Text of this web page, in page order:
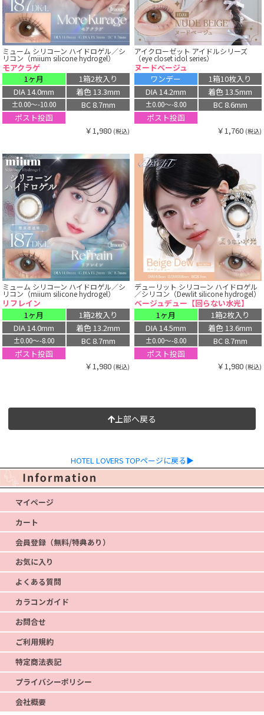
ミューム シリコーン ハイドロゲル／シ
リコン（miium silicone hydrogel）
モアクラゲ
1ヶ月
1箱2枚入り
DIA 14.0mm
着色 13.3mm
±0.00〜-10.00
BC 8.7mm
ポスト投函
￥1,980 (税込)
アイクローゼット アイドルシリーズ
（eye closet idol series）
ヌードベージュ
ワンデー
1箱10枚入り
DIA 14.2mm
着色 13.5mm
±0.00〜-8.00
BC 8.6mm
ポスト投函
￥1,760 (税込)
ミューム シリコーン ハイドロゲル／シ
リコン（miium silicone hydrogel）
リフレイン
1ヶ月
1箱2枚入り
DIA 14.0mm
着色 13.2mm
±0.00〜-8.00
BC 8.7mm
ポスト投函
￥1,980 (税込)
デューリット シリコーン ハイドロゲル
／シリコン（Dewlit silicone hydrogel）
ベージュデュー【回らない水光】
1ヶ月
1箱2枚入り
DIA 14.5mm
着色 13.6mm
±0.00〜-8.00
BC 8.7mm
ポスト投函
￥1,980 (税込)
上部へ戻る
HOTEL LOVERS TOPページに戻る▶
マイページ
カート
会員登録（無料/特典あり）
お気に入り
よくある質問
カラコンガイド
お問合せ
ご利用規約
特定商法表記
プライバシーポリシー
会社概要